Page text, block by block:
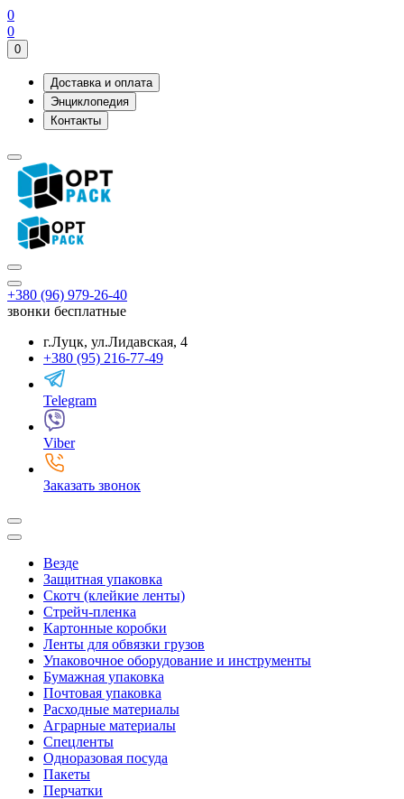
0
0
0
Доставка и оплата
Энциклопедия
Контакты
+380 (96) 979-26-40
звонки бесплатные
г.Луцк, ул.Лидавская, 4
+380 (95) 216-77-49
Telegram
Viber
Заказать звонок
Везде
Защитная упаковка
Скотч (клейкие ленты)
Стрейч-пленка
Картонные коробки
Ленты для обвязки грузов
Упаковочное оборудование и инструменты
Бумажная упаковка
Почтовая упаковка
Расходные материалы
Аграрные материалы
Спецленты
Одноразовая посуда
Пакеты
Перчатки